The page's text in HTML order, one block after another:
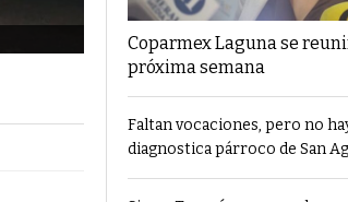
Coparmex Laguna se
próxima semana
Faltan vocaciones, pero no
diagnostica párroco de San